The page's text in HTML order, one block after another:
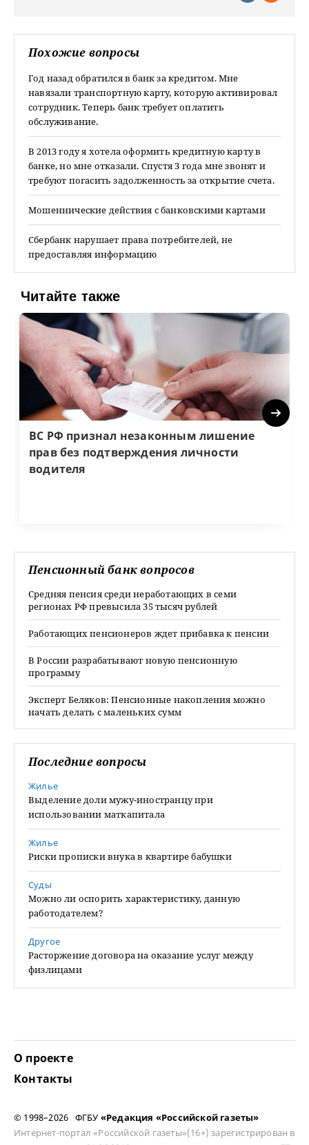
Похожие вопросы
Год назад обратился в банк за кредитом. Мне
навязали транспортную карту, которую активировал
сотрудник. Теперь банк требует оплатить
обслуживание.
В 2013 году я хотела оформить кредитную карту в
банке, но мне отказали. Спустя 3 года мне звонят и
требуют погасить задолженность за открытие счета.
Мошеннические действия с банковскими картами
Сбербанк нарушает права потребителей, не
предоставляя информацию
Читайте также
ВС РФ признал незаконным лишение
прав без подтверждения личности
водителя
Next
Пенсионный банк вопросов
Средняя пенсия среди неработающих в семи
регионах РФ превысила 35 тысяч рублей
Работающих пенсионеров ждет прибавка к пенсии
В России разрабатывают новую пенсионную
программу
Эксперт Беляков: Пенсионные накопления можно
начать делать с маленьких сумм
Последние вопросы
Жилье
Выделение доли мужу-иностранцу при
использовании маткапитала
Жилье
Риски прописки внука в квартире бабушки
Суды
Можно ли оспорить характеристику, данную
работодателем?
Другое
Расторжение договора на оказание услуг между
физлицами
О проекте
Контакты
© 1998–2026 ФГБУ «Редакция «Российской газеты»
Интернет-портал «Российской газеты»(16+) зарегистрирован в